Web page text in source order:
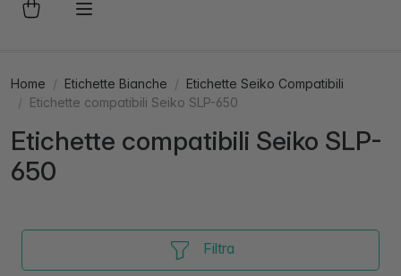
Home Etichette Bianche
Etichette Seiko Compatibili
Etichette compatibili Seiko SLP-650
Etichette compatibili Seiko SLP-
650
Filtra